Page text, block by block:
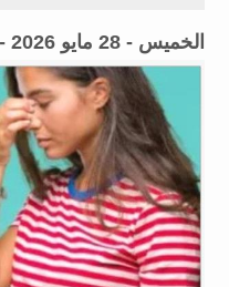
الخميس - 28 مايو 2026 - الساعة 08:21 م